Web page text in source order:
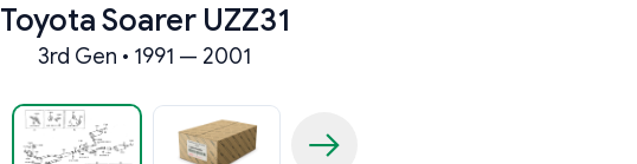
Toyota Soarer UZZ31
3rd Gen • 1991 — 2001